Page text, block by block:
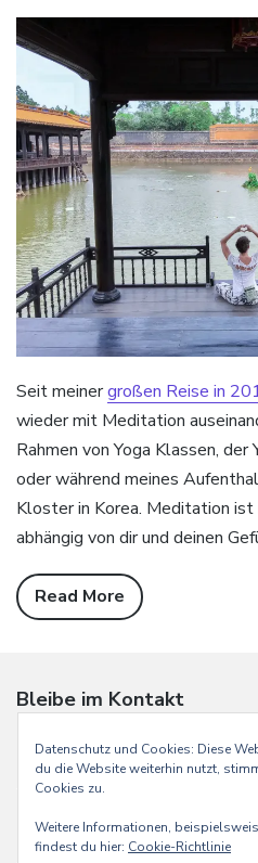
Seit meinergroßen Reise in
wieder mit Meditation
Rahmen von Yoga Klassen,
oder während meines
Kloster in Korea. Meditation ist
abhängig von dir und deinen
Read More
Bleibe im Kontakt
Mail
Handmade with by MOKA
Datenschutz und Cookies: Diese
du die Website weiterhin nutzt,
Cookies zu.
Weitere Informationen,
findest du hier: Cookie-Richtlinie